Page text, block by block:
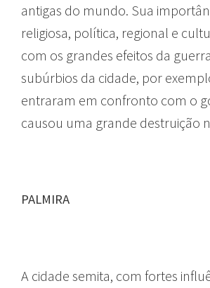
antigas do mundo. Sua
religiosa, política, regional e
com os grandes efeitos da
subúrbios da cidade, por
entraram em confronto com o
causou uma grande destruição
PALMIRA
A cidade semita, com fortes